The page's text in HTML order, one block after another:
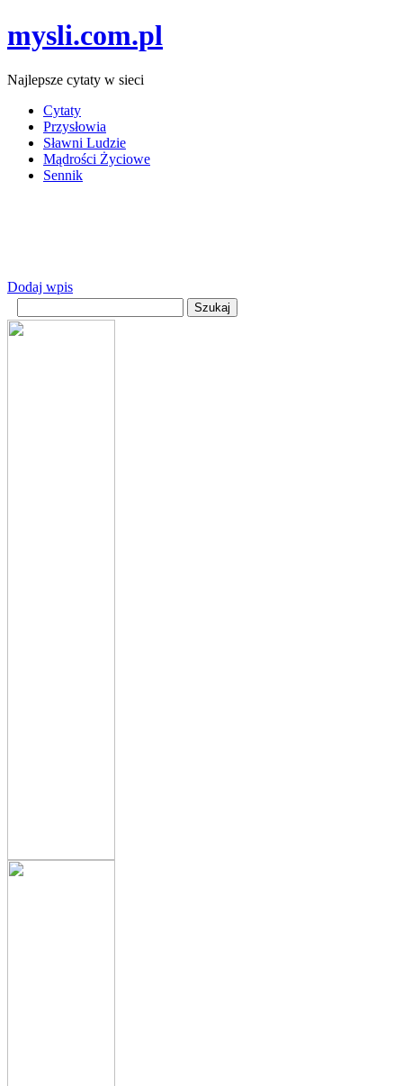
mysli.com.pl
Najlepsze cytaty w sieci
Cytaty
Przysłowia
Sławni Ludzie
Mądrości Życiowe
Sennik
Dodaj wpis